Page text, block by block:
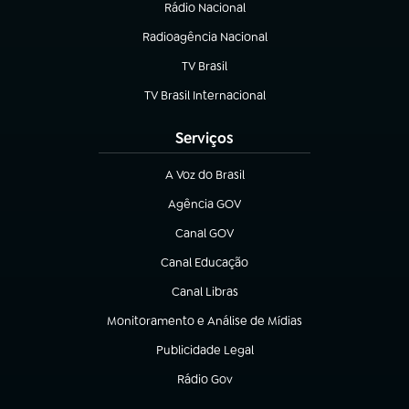
Rádio Nacional
(abre em nova aba)
Radioagência Nacional
(abre em nova aba)
TV Brasil
(abre em nova aba)
TV Brasil Internacional
(abre em nova aba)
Serviços
A Voz do Brasil
(abre em nova aba)
Agência GOV
(abre em nova aba)
Canal GOV
(abre em nova aba)
Canal Educação
(abre em nova aba)
Canal Libras
(abre em nova aba)
Monitoramento e Análise de Mídias
(abre em nova aba)
Publicidade Legal
(abre em nova aba)
Rádio Gov
(abre em nova aba)